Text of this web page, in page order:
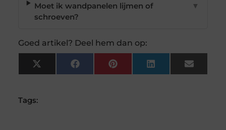
Moet ik wandpanelen lijmen of
schroeven?
▼
Goed artikel? Deel hem dan op:
X
(Twitter)
FacebookPinterest LinkedIn Email
Tags: